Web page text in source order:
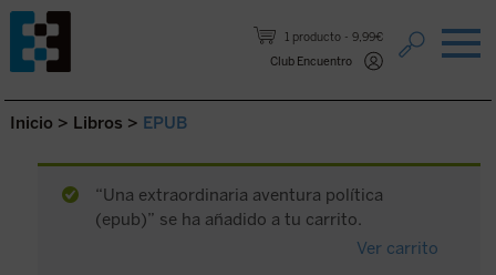
1 producto
9,99€
Club Encuentro
Saltar al contenido.
Inicio > Libros > EPUB
“Una extraordinaria aventura política
(epub)” se ha añadido a tu carrito.
Ver carrito